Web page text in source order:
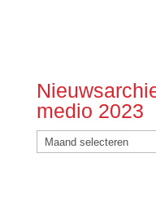
medio 2023
Nieuwsarchief
van